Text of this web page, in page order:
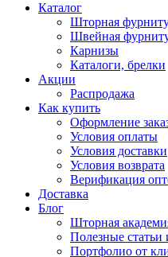
Каталог
Шторная
Швейная
Карнизы
Каталоги, брелки
Акции
Распродажа
Как купить
Оформление
Условия оплаты
Условия доставки
Условия возврата
Верификация
Доставка
Блог
Шторная
Полезные статьи
Портфолио от